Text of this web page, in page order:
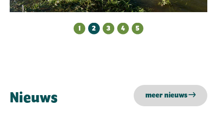
1 2 3 4 5
Nieuws meer nieuws